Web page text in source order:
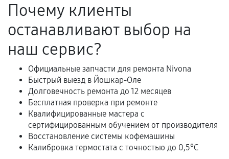
Акт выполненных работ с датой, перечнем
услуг и сроком гарантии.
Документы на установленные комплектующие
и кассовый чек.
Расширенная гарантия
В некоторых случаях возможно оформление
расширенной гарантии. Стоимость, сроки и
условия продления согласовываются отдельно и
Почему клиенты
останавливают выбор на
наш сервис?
Официальные запчасти для ремонта Nivona
Быстрый выезд в Йошкар-Оле
Долговечность ремонта до 12 месяцев
Бесплатная проверка при ремонте
Квалифицированные мастера с
сертифицированным обучением от производителя
Восстановление системы кофемашины
Калибровка термостата с точностью до 0,5°C